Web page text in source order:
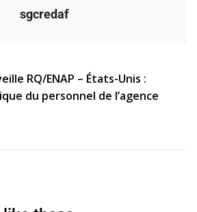
sgcredaf
RQ/ENAP – États-Unis :
du personnel de l’agence